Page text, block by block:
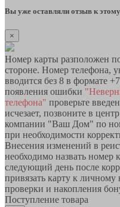
Вы уже оставляли отзыв к этому
×
Номер карты разположен
стороне. Номер телефона,
вводится без 8 в формате
появления ошибки
телефона" проверьте
исчезает, позвоните в
компании "Ваш Дом" по
при необходимости
Внесения изменений в
необходимо назвать
следующий день после
привязать карту к
проверки и накопления
Поступление товара